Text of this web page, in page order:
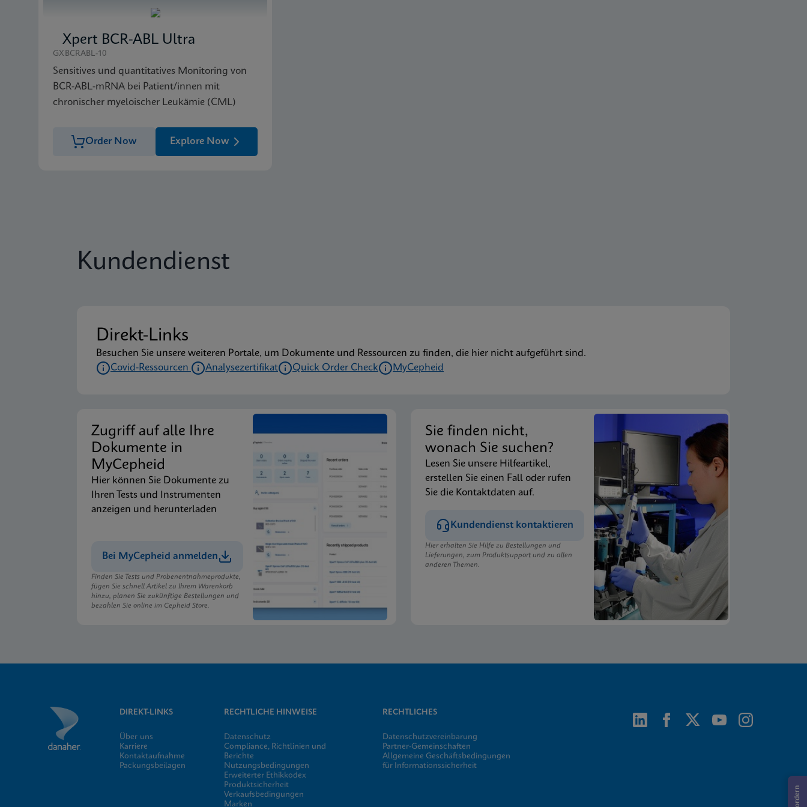
Xpert BCR-ABL Ultra
GXBCRABL-10
Sensitives und quantitatives Monitoring von
BCR-ABL-mRNA bei Patient/innen mit
chronischer myeloischer Leukämie (CML)
Order Now Explore Now
Kundendienst
Direkt-Links
Besuchen Sie unsere weiteren Portale, um Dokumente und Ressourcen zu finden, die hier nicht aufgeführt sind.
Covid-Ressourcen
Analysezertifikat Quick Order Check MyCepheid
Zugriff auf alle Ihre
Dokumente in
MyCepheid
Hier können Sie Dokumente zu
Ihren Tests und Instrumenten
anzeigen und herunterladen
Bei MyCepheid anmelden
Finden Sie Tests und Probenentnahmeprodukte,
fügen Sie schnell Artikel zu Ihrem Warenkorb
hinzu, planen Sie zukünftige Bestellungen und
bezahlen Sie online im Cepheid Store.
Sie finden nicht,
wonach Sie suchen?
Lesen Sie unsere Hilfeartikel,
erstellen Sie einen Fall oder rufen
Sie die Kontaktdaten auf.
Kundendienst kontaktieren
Hier erhalten Sie Hilfe zu Bestellungen und
Lieferungen, zum Produktsupport und zu allen
anderen Themen.
DIREKT-LINKS
Über uns
Karriere
Kontaktaufnahme
Packungsbeilagen
RECHTLICHE HINWEISE
Datenschutz
Compliance, Richtlinien und
Berichte
Nutzungsbedingungen
Erweiterter Ethikkodex
Produktsicherheit
Verkaufsbedingungen
Marken
RECHTLICHES
Datenschutzvereinbarung
Partner-Gemeinschaften
Allgemeine Geschäftsbedingungen
für Informationssicherheit